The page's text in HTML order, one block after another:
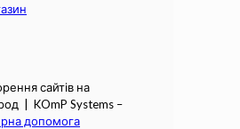
сайтів на
| KOmP Systems –
допомога